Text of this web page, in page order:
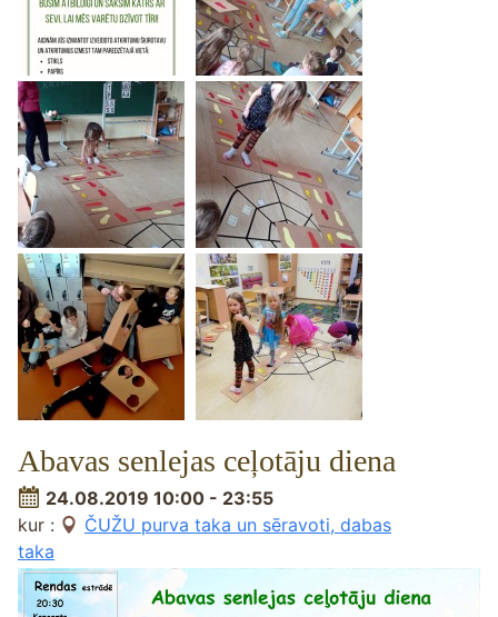
Abavas senlejas ceļotāju diena
24.08.2019 10:00 - 23:55
kur :
ČUŽU purva taka un sēravoti, dabas
taka